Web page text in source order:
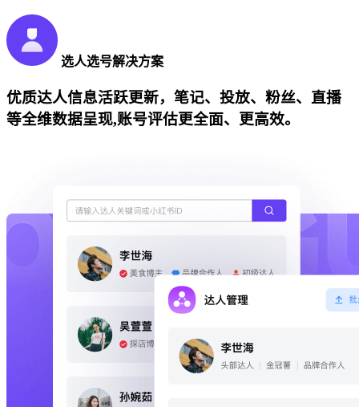
选人选号解决方案
优质达人信息活跃更新，笔记、投放、粉丝、直播
等全维数据呈现,账号评估更全面、更高效。